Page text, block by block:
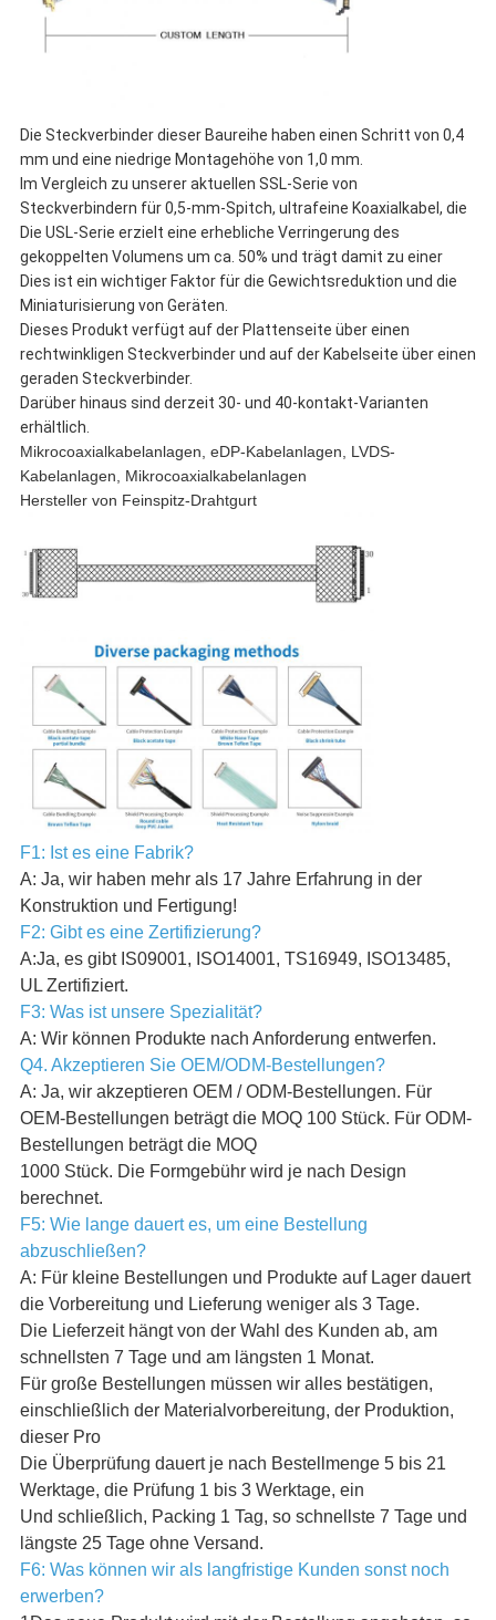
Die Steckverbinder dieser Baureihe haben einen Schritt von 0,4
mm und eine niedrige Montagehöhe von 1,0 mm.
Im Vergleich zu unserer aktuellen SSL-Serie von
Steckverbindern für 0,5-mm-Spitch, ultrafeine Koaxialkabel, die
Die USL-Serie erzielt eine erhebliche Verringerung des
gekoppelten Volumens um ca. 50% und trägt damit zu einer
Dies ist ein wichtiger Faktor für die Gewichtsreduktion und die
Miniaturisierung von Geräten.
Dieses Produkt verfügt auf der Plattenseite über einen
rechtwinkligen Steckverbinder und auf der Kabelseite über einen
geraden Steckverbinder.
Darüber hinaus sind derzeit 30- und 40-kontakt-Varianten
erhältlich.
Mikrocoaxialkabelanlagen, eDP-Kabelanlagen, LVDS-
Kabelanlagen, Mikrocoaxialkabelanlagen
Hersteller von Feinspitz-Drahtgurt
F1: Ist es eine Fabrik?
A: Ja, wir haben mehr als 17 Jahre Erfahrung in der
Konstruktion und Fertigung!
F2: Gibt es eine Zertifizierung?
A:Ja, es gibt IS09001, ISO14001, TS16949, ISO13485,
UL Zertifiziert.
F3: Was ist unsere Spezialität?
A: Wir können Produkte nach Anforderung entwerfen.
Q4. Akzeptieren Sie OEM/ODM-Bestellungen?
A: Ja, wir akzeptieren OEM / ODM-Bestellungen. Für
OEM-Bestellungen beträgt die MOQ 100 Stück. Für ODM-
Bestellungen beträgt die MOQ
1000 Stück. Die Formgebühr wird je nach Design
berechnet.
F5: Wie lange dauert es, um eine Bestellung
abzuschließen?
A: Für kleine Bestellungen und Produkte auf Lager dauert
die Vorbereitung und Lieferung weniger als 3 Tage.
Die Lieferzeit hängt von der Wahl des Kunden ab, am
schnellsten 7 Tage und am längsten 1 Monat.
Für große Bestellungen müssen wir alles bestätigen,
einschließlich der Materialvorbereitung, der Produktion,
dieser Pro
Die Überprüfung dauert je nach Bestellmenge 5 bis 21
Werktage, die Prüfung 1 bis 3 Werktage, ein
Und schließlich, Packing 1 Tag, so schnellste 7 Tage und
längste 25 Tage ohne Versand.
F6: Was können wir als langfristige Kunden sonst noch
erwerben?